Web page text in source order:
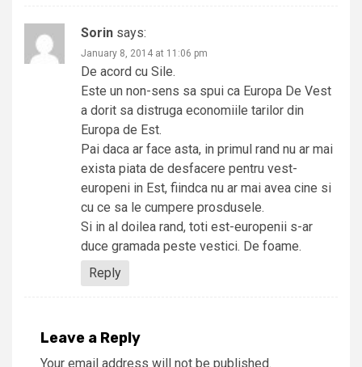
Sorin says:
January 8, 2014 at 11:06 pm
De acord cu Sile.
Este un non-sens sa spui ca Europa De Vest
a dorit sa distruga economiile tarilor din
Europa de Est.
Pai daca ar face asta, in primul rand nu ar mai
exista piata de desfacere pentru vest-
europeni in Est, fiindca nu ar mai avea cine si
cu ce sa le cumpere prosdusele.
Si in al doilea rand, toti est-europenii s-ar
duce gramada peste vestici. De foame.
Reply
Leave a Reply
Your email address will not be published.